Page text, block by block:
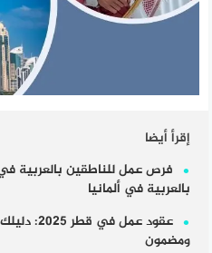
إقرأ أيضا
فرص عمل للناطقين بالعربية
بالعربية في ألمانيا
عقود عمل
ومضمون